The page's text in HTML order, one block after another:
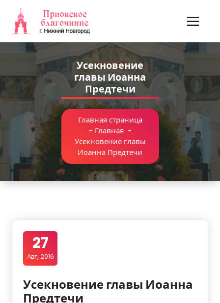
содержимому
Усекновение
главы Иоанна
Предтечи
Главная страница
- Главная-
Усекновение главы
Иоанна Предтечи
27
Авг, 2016
Усекновение главы Иоанна
Предтечи